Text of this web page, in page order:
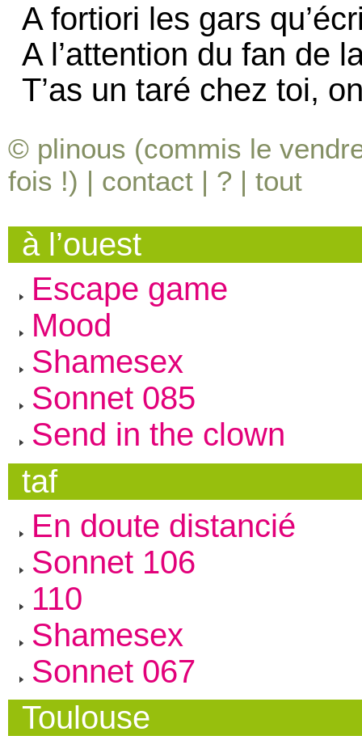
A fortiori les gars
A l’attention du fan de
T’as un taré chez toi,
© plinous (commis le
fois !) | contact | ? | tout
à l’ouest
Escape game
Mood
Shamesex
Sonnet 085
Send in the clown
taf
En doute distancié
Sonnet 106
110
Shamesex
Sonnet 067
Toulouse